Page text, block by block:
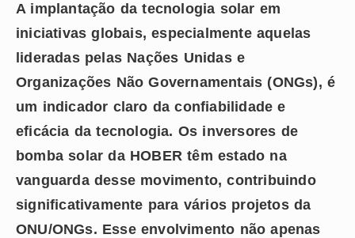
A implantação da tecnologia solar em
iniciativas globais, especialmente aquelas
lideradas pelas Nações Unidas e
Organizações Não Governamentais (ONGs), é
um indicador claro da confiabilidade e
eficácia da tecnologia. Os inversores de
bomba solar da HOBER têm estado na
vanguarda desse movimento, contribuindo
significativamente para vários projetos da
ONU/ONGs. Esse envolvimento não apenas